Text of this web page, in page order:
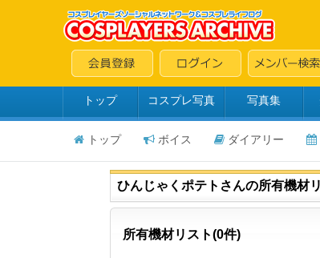
トップ コスプレ写真 写真集
トップ ボイス ダイアリー
ひんじゃくポテトさんの所有機材
所有機材リスト(0件)